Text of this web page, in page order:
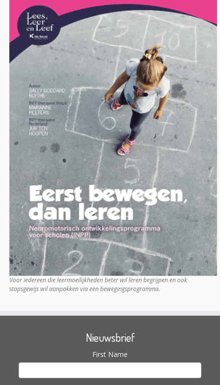
Voor iedereen die leermoeilijkheden beter wil leren begrijpen en ook
stapsgewijs wil aanpakken via een bewegingsprogramma.
Nieuwsbrief
First Name